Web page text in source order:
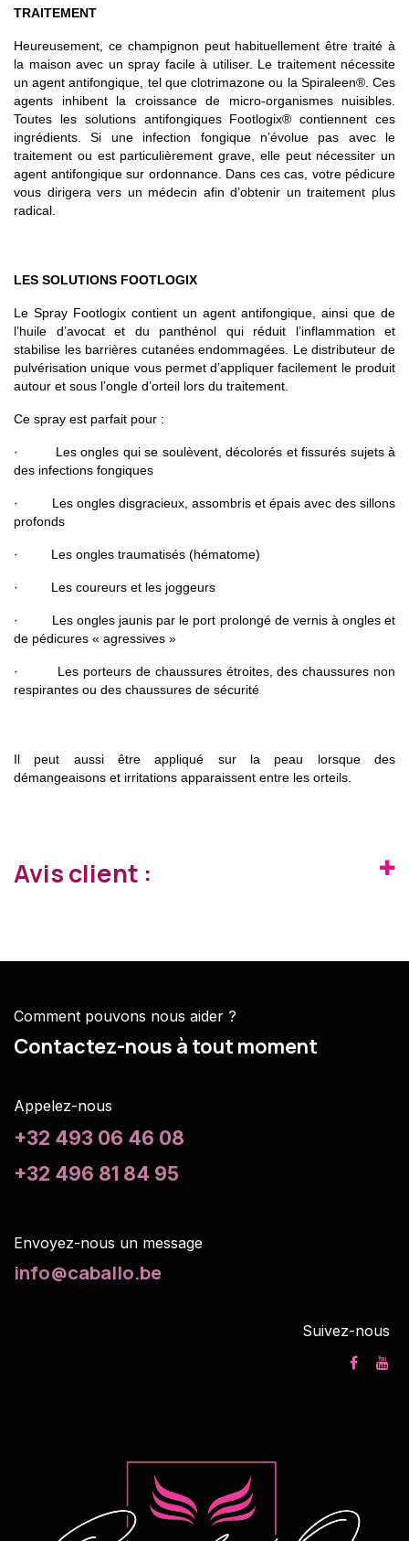
TRAITEMENT
Heureusement, ce champignon peut habituellement être traité à
la maison avec un spray facile à utiliser. Le traitement nécessite
un agent antifongique, tel que clotrimazone ou la Spiraleen®. Ces
agents inhibent la croissance de micro-organismes nuisibles.
Toutes les solutions antifongiques Footlogix® contiennent ces
ingrédients. Si une infection fongique n’évolue pas avec le
traitement ou est particulièrement grave, elle peut nécessiter un
agent antifongique sur ordonnance. Dans ces cas, votre pédicure
vous dirigera vers un médecin afin d’obtenir un traitement plus
radical.
LES SOLUTIONS FOOTLOGIX
Le Spray Footlogix contient un agent antifongique, ainsi que de
l’huile d’avocat et du panthénol qui réduit l’inflammation et
stabilise les barrières cutanées endommagées. Le distributeur de
pulvérisation unique vous permet d’appliquer facilement le produit
autour et sous l’ongle d’orteil lors du traitement.
Ce spray est parfait pour :
· Les ongles qui se soulèvent, décolorés et fissurés sujets à
des infections fongiques
· Les ongles disgracieux, assombris et épais avec des sillons
profonds
· Les ongles traumatisés (hématome)
· Les coureurs et les joggeurs
· Les ongles jaunis par le port prolongé de vernis à ongles et
de pédicures « agressives »
· Les porteurs de chaussures étroites, des chaussures non
respirantes ou des chaussures de sécurité
Il peut aussi être appliqué sur la peau lorsque des
démangeaisons et irritations apparaissent entre les orteils.
Avis client :
Comment pouvons nous aider ?
Contactez-nous à tout moment
Appelez-nous
+32 493 06 46 08
+32 496 81 84 95
Envoyez-nous un message
info@caballo.be
Suivez-nous